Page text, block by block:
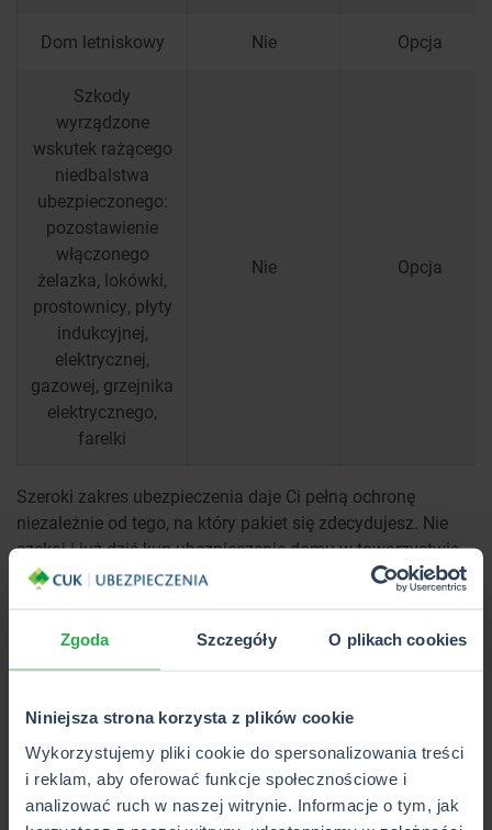
Zgoda Szczegóły O plikach cookies
Niniejsza strona korzysta z plików cookie
Wykorzystujemy pliki cookie do spersonalizowania treści
i reklam, aby oferować funkcje społecznościowe i
analizować ruch w naszej witrynie. Informacje o tym, jak
Dom letniskowy Nie Opcja
Szkody
wyrządzone
wskutek rażącego
niedbalstwa
ubezpieczonego:
pozostawienie
włączonego
żelazka, lokówki,
prostownicy, płyty
indukcyjnej,
elektrycznej,
gazowej, grzejnika
elektrycznego,
farelki
Nie Opcja
Szeroki zakres ubezpieczenia daje Ci pełną ochronę
niezależnie od tego, na który pakiet się zdecydujesz. Nie
czekaj i już dziś kup ubezpieczenie domu w towarzystwie
AGRO Ubezpieczenia.
Zamów rozmowę
Kup w placówce
AGRO Ubezpieczenia – dodatki